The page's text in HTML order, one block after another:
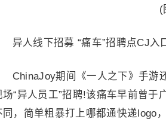
(图
人线下招募 “痛车”招聘点CJ入
期间《一人之下》手游还
场“异人员工”招聘!该痛车早前曾于
同，简单粗暴打上哪都通快递logo